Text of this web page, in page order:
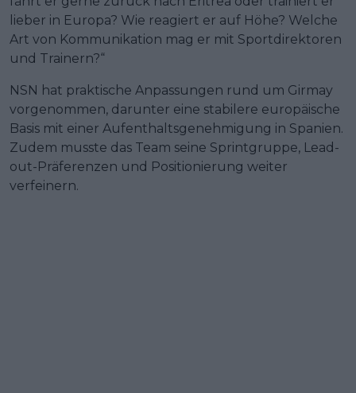
lieber in Europa? Wie reagiert er auf Höhe? Welche
Art von Kommunikation mag er mit Sportdirektoren
und Trainern?“
NSN hat praktische Anpassungen rund um Girmay
vorgenommen, darunter eine stabilere europäische
Basis mit einer Aufenthaltsgenehmigung in Spanien.
Zudem musste das Team seine Sprintgruppe, Lead-
out-Präferenzen und Positionierung weiter
verfeinern.